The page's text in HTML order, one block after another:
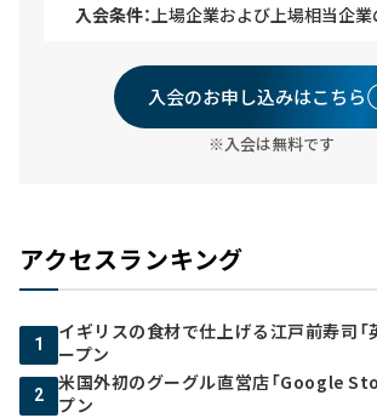
入会条件： 上場企業および上場相当企
入会のお申し込みはこちら
※入会は無料です
アクセスランキング
1
イギリスの食材で仕上げる江戸前寿司「
ープン
2
米国外初のグーグル直営店「Google
プン